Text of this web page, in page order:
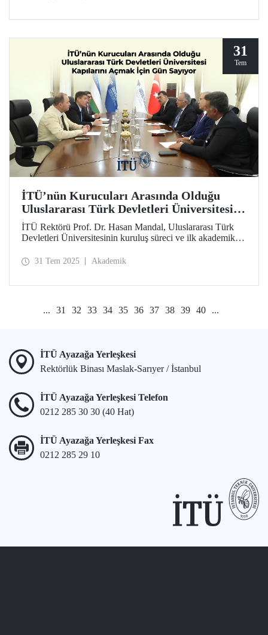
31
Tem
İTÜ’nün Kurucuları Arasında Olduğu
Uluslararası Türk Devletleri Üniversitesi
Kapılarını Açmak İçin Gün Sayıyor
İTÜ Rektörü Prof. Dr. Hasan Mandal, Uluslararası Türk
Devletleri Üniversitesinin kuruluş süreci ve ilk akademik
gerçekleştirdi.
31 Tem 2025 Akademik
... 31 32 33 34 35 36 37 38 39 40 ...
İTÜ Ayazağa Yerleşkesi
Rektörlük Binası Maslak-Sarıyer / İstanbul
İTÜ Ayazağa Yerleşkesi Telefon
0212 285 30 30 (40 Hat)
İTÜ Ayazağa Yerleşkesi Fax
0212 285 29 10